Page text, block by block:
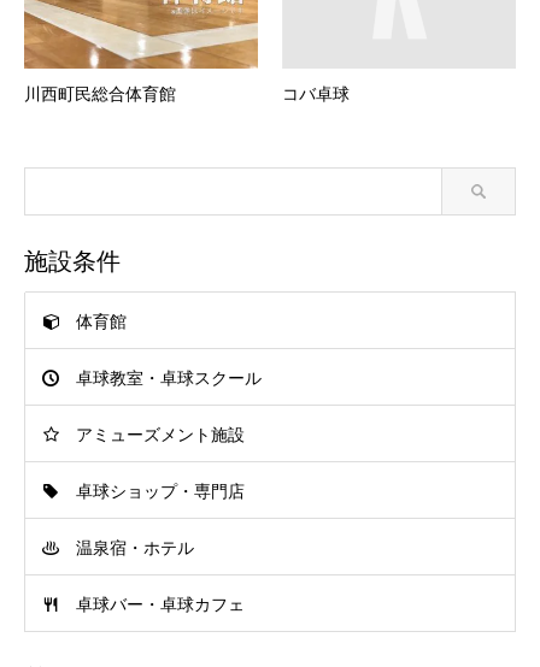
川西町民総合体育館 コバ卓球
施設条件
体育館
卓球教室・卓球スクール
アミューズメント施設
卓球ショップ・専門店
温泉宿・ホテル
卓球バー・卓球カフェ